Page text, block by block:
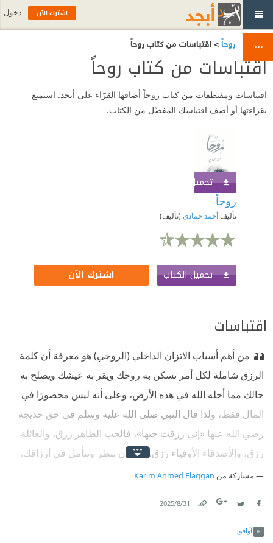
روحاً> اقتباسات من كتاب روحاً
اقتباسات من كتاب روحاً
اقتباسات ومقتطفات من كتاب روحاً أضافها القرّاء على أبجد. استمتع
بقراءتها أو أضف اقتباسك المفضّل من الكتاب.
تحميل الكتاب
روحاً
تأليفأحمد حمادي (تأليف)
تحميل الكتاب اشترك الآن
اقتباسات
من أهم أسباب الاتزان الداخلي (الروحي) هو معرفة أن كلمة
الرزق شاملة لكل أمر تسكن به روحك ويقر به عيشك ويصلح به
حالك مما أحله الله في هذه الأرض، وعلى أنه ليس محصورًا في
المال فقط، ولذا قال النبي صلى الله عليه وسلم في حق خديجة
رضي الله عنها «إني رزقت حبها»، فالحب الطاهر رزق، والعائلة
رزق، والأصدقاء الأوفياء رزق، ولك أن تنظر وتتأمل في أرزاقك.
مشاركة من Karim Ahmed Elaggan
31‏/8‏/2025
أوافق
اشترك الآن دخول